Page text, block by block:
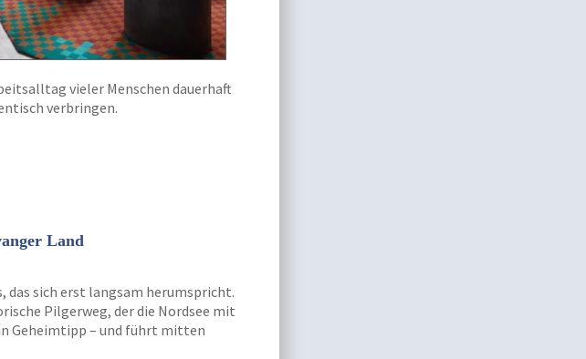
vieler Menschen dauerhaft
verbringen.
Land
das sich erst langsam herumspricht.
Pilgerweg, der die Nordsee mit
Geheimtipp – und führt mitten